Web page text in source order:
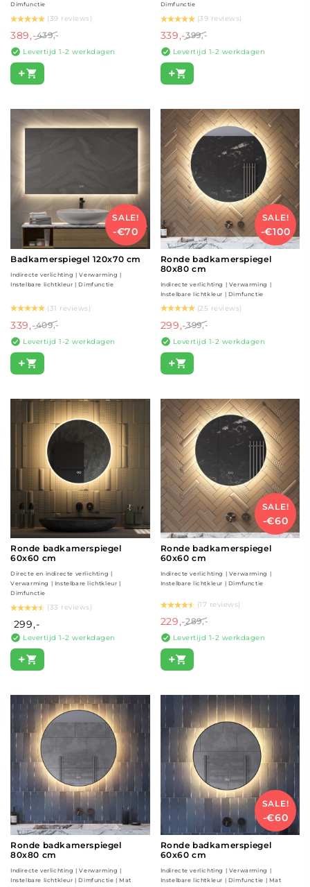
Dimfunctie
(39 reviews)
389,-439,-
Levertijd 1-2 werkdagen
+
Dimfunctie
(39 reviews)
339,-399,-
Levertijd 1-2 werkdagen
+
SALE!
-€70
Badkamerspiegel 120x70 cm
Indirecte verlichting | Verwarming |
Instelbare lichtkleur | Dimfunctie
(31 reviews)
339,-409,-
Levertijd 1-2 werkdagen
+
SALE!
-€100
Ronde badkamerspiegel
80x80 cm
Indirecte verlichting | Verwarming |
Instelbare lichtkleur | Dimfunctie
(25 reviews)
299,-399,-
Levertijd 1-2 werkdagen
+
Ronde badkamerspiegel
60x60 cm
Directe en indirecte verlichting |
Verwarming | Instelbare lichtkleur |
Dimfunctie
(33 reviews)
299,-
Levertijd 1-2 werkdagen
+
SALE!
-€60
Ronde badkamerspiegel
60x60 cm
Indirecte verlichting | Verwarming |
Instelbare lichtkleur | Dimfunctie
(17 reviews)
229,-289,-
Levertijd 1-2 werkdagen
+
Ronde badkamerspiegel
80x80 cm
Indirecte verlichting | Verwarming |
Instelbare lichtkleur | Dimfunctie | Mat
SALE!
-€60
Ronde badkamerspiegel
60x60 cm
Indirecte verlichting | Verwarming |
Instelbare lichtkleur | Dimfunctie | Mat